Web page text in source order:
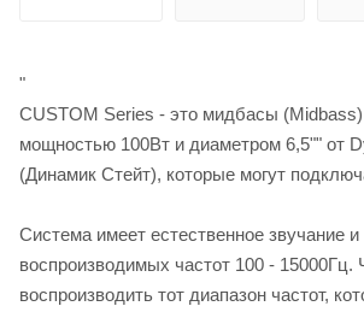
"
CUSTOM Series - это мидбасы
мощностью 100Вт и диаметром 6,5"" от
(Динамик Стейт), которые могут
Система имеет естественное звучание
воспроизводимых частот 100 - 15000Гц.
воспроизводить тот диапазон частот,